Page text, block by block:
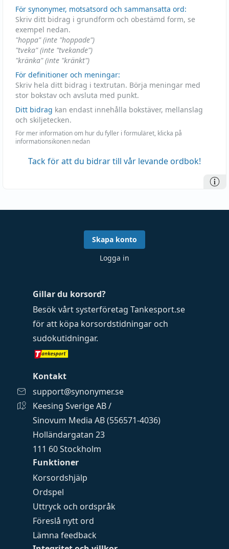
För synonymer, motsatsord och sammansatta ord:
Skriv ditt bidrag i grundform och obestämd form, se
exempel nedan.
"hoppa" (inte "hoppade")
"tveka" (inte "tvekande")
"kränka" (inte "kränkt")
För definitioner och meningar:
Skriv hela ditt bidrag i textrutan. Börja meningar med
stor bokstav och avsluta med punkt.
Ditt bidrag kan endast innehålla bokstäver, mellanslag
och skiljetecken.
För mer information om hur du fyller i formuläret, klicka på
informationsikonen nedan
Tack för att du bidrar till vår levande ordbok!
Funktioner
Korsordshjälp
Ordspel
Uttryck och ordspråk
Föreslå nytt ord
Lämna feedback
Gillar du korsord?
Besök vårt systerföretag Tankesport.se
för att köpa korsordstidningar och
sudokutidningar.
Kontakt
support@synonymer.se
Keesing Sverige AB /
Sinovum Media AB (556571-4036)
Holländargatan 23
111 60 Stockholm
Skapa konto
Logga in